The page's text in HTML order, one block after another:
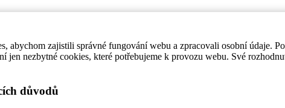
abychom zajistili správné fungování webu a zpracovali osobní údaje.
jen nezbytné cookies, které potřebujeme k provozu webu. Své
důvodů